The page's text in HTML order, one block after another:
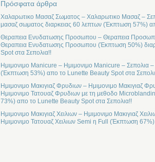
Πρόσφατα άρθρα
Χαλαρωτικο Μασαζ Σωματος – Χαλαρωτικο Μασαζ –
μασαζ σωματος διαρκειας 60 λεπτων (Έκπτωση 57%)
Θεραπεια Ενυδατωσης Προσωπου – Θεραπεια
Θεραπεια Ενυδατωσης Προσωπου (Έκπτωση 50%)
Spot στα Σεπολια!!
Ημιμονιμο Manicure – Ημιμονιμο Manicure – Σεπολια
(Έκπτωση 53%) απο το Lunette Beauty Spot στα
Ημιμονιμο Μακιγιαζ Φρυδιων – Ημιμονιμο Μακιγιαζ
Ημιμονιμο Τατουαζ Φρυδιων με τη μεθοδο
73%) απο το Lunette Beauty Spot στα Σεπολια!!
Ημιμονιμο Μακιγιαζ Χειλιων – Ημιμονιμο Μακιγιαζ
Ημιμονιμο Τατουαζ Χειλιων Semi η Full (Έκπτωση